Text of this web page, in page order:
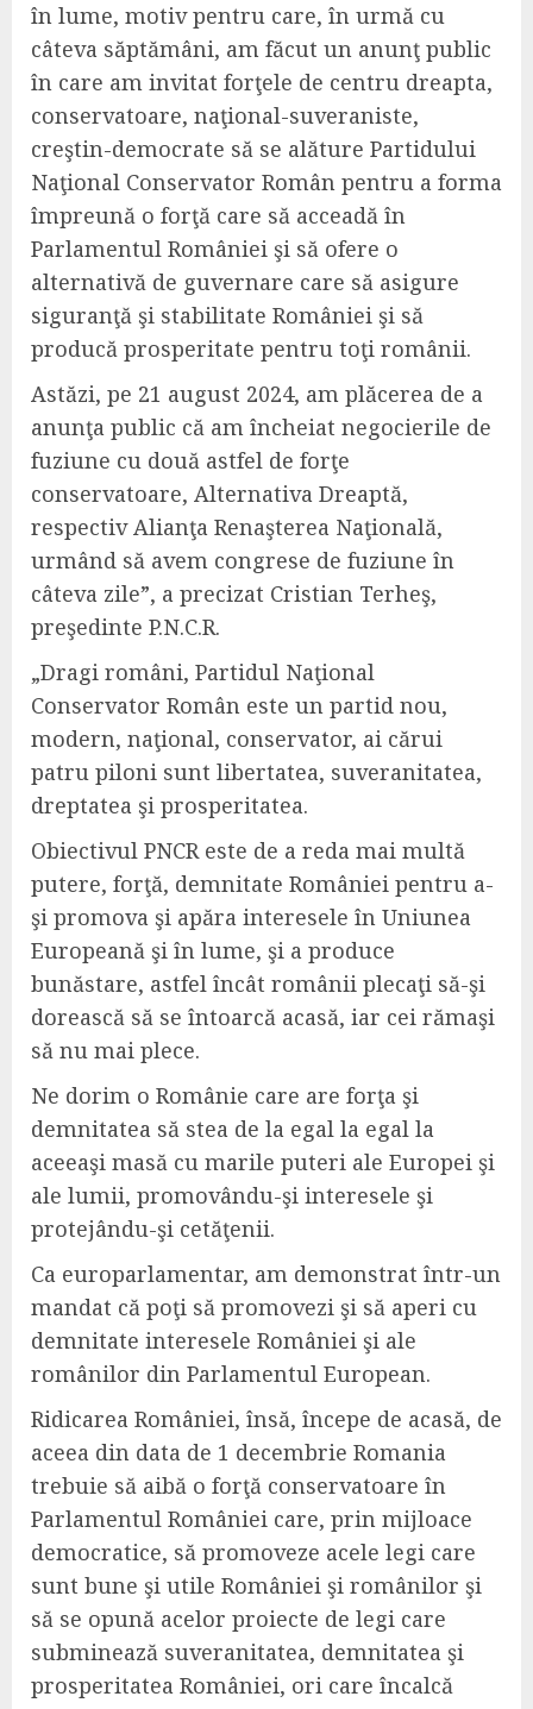
în lume, motiv pentru care, în urmă cu
câteva săptămâni, am făcut un anunţ public
în care am invitat forţele de centru dreapta,
conservatoare, naţional-suveraniste,
creştin-democrate să se alăture Partidului
Naţional Conservator Român pentru a forma
împreună o forţă care să acceadă în
Parlamentul României şi să ofere o
alternativă de guvernare care să asigure
siguranţă şi stabilitate României şi să
producă prosperitate pentru toţi românii.
Astăzi, pe 21 august 2024, am plăcerea de a
anunţa public că am încheiat negocierile de
fuziune cu două astfel de forţe
conservatoare, Alternativa Dreaptă,
respectiv Alianţa Renaşterea Naţională,
urmând să avem congrese de fuziune în
câteva zile”, a precizat Cristian Terheş,
preşedinte P.N.C.R.
„Dragi români, Partidul Naţional
Conservator Român este un partid nou,
modern, naţional, conservator, ai cărui
patru piloni sunt libertatea, suveranitatea,
dreptatea şi prosperitatea.
Obiectivul PNCR este de a reda mai multă
putere, forţă, demnitate României pentru a-
şi promova şi apăra interesele în Uniunea
Europeană şi în lume, şi a produce
bunăstare, astfel încât românii plecaţi să-şi
dorească să se întoarcă acasă, iar cei rămaşi
să nu mai plece.
Ne dorim o Românie care are forţa şi
demnitatea să stea de la egal la egal la
aceeaşi masă cu marile puteri ale Europei şi
ale lumii, promovându-şi interesele şi
protejându-şi cetăţenii.
Ca europarlamentar, am demonstrat într-un
mandat că poţi să promovezi şi să aperi cu
demnitate interesele României şi ale
românilor din Parlamentul European.
Ridicarea României, însă, începe de acasă, de
aceea din data de 1 decembrie Romania
trebuie să aibă o forţă conservatoare în
Parlamentul României care, prin mijloace
democratice, să promoveze acele legi care
sunt bune şi utile României şi românilor şi
să se opună acelor proiecte de legi care
subminează suveranitatea, demnitatea şi
prosperitatea României, ori care încalcă